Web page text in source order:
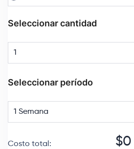
Seleccionar cantidad
Seleccionar período
1 Semana
Costo total : $0